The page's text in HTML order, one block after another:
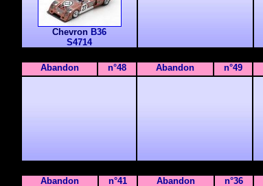
Chevron B36
S4714
Abandon n°48 Abandon n°49
Abandon n°41 Abandon n°36